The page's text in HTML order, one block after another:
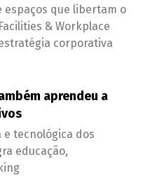
que libertam o
& Workplace
corporativa
aprendeu a
tecnológica dos
educação,